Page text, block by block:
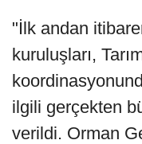
"İlk andan
kuruluşları,
ilgili gerçekten
verildi. Orman